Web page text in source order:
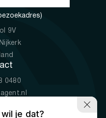
9V
0480
je dat?